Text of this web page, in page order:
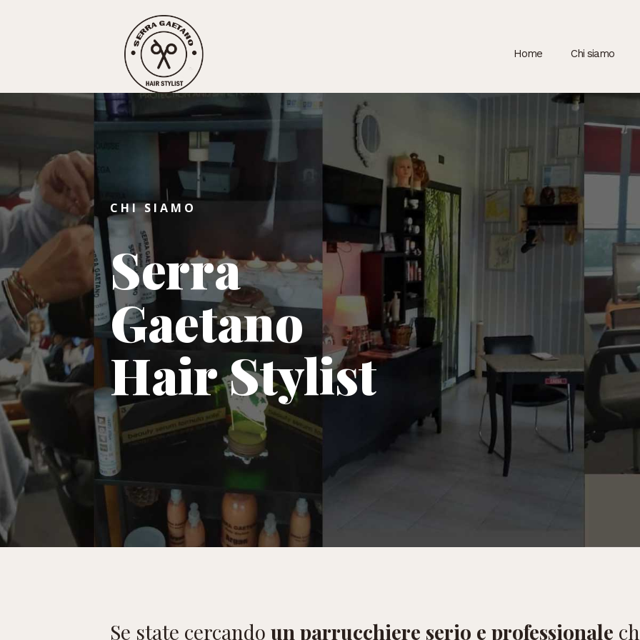
Home Chi siamo
CHI SIAMO
Serra
Gaetano
Hair Stylist
Se state cercando un parrucchiere serio e professionale